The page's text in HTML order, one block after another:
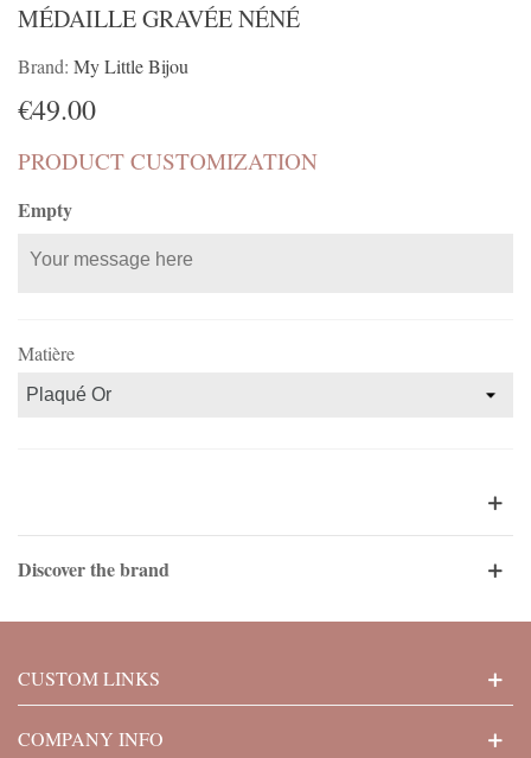
MÉDAILLE GRAVÉE NÉNÉ
Brand: My Little Bijou
€49.00
PRODUCT CUSTOMIZATION
Empty
Matière
Discover the brand
CUSTOM LINKS
COMPANY INFO